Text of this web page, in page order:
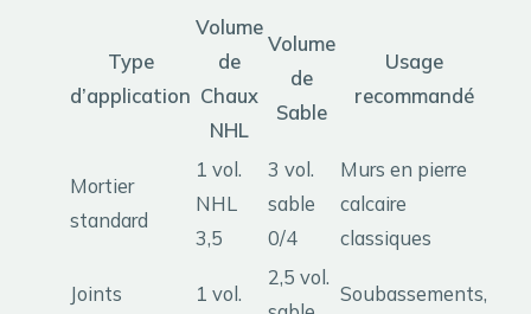
Type
d’application
Volume
de
Chaux
NHL
Volume
de
Sable
Usage
recommandé
Mortier
standard
1 vol.
NHL
3,5
3 vol.
sable
0/4
Murs en pierre
calcaire
classiques
Joints
1 vol.
2,5 vol.
Soubassements,